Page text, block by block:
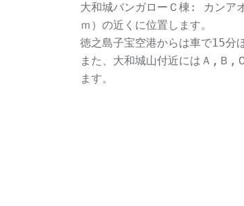
大和城バンガローＣ棟: カンア
ｍ）の近くに位置します。
徳之島子宝空港からは車で15分
また、大和城山付近にはＡ,Ｂ,
ます。